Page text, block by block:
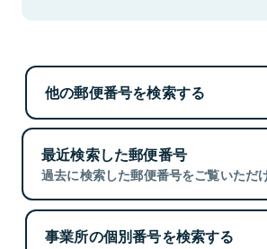
他の郵便番号を検索する
最近検索した郵便番号
過去に検索した郵便番号をご覧いただ
事業所の個別番号を検索する